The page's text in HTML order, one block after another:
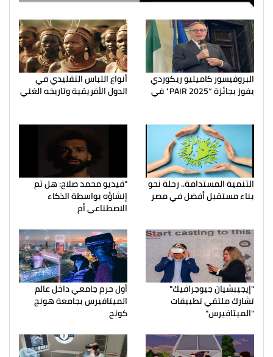
البروفيسور كاميليو ريكوردي
يفوز بجائزة “PAIR 2025” في
أنواع اللباس التقليدي في
الدول الأفريقية وتاريخه الغني
التنمية المستدامة.. رحلة نحو
بناء مستقبل أفضل في مصر
"فيديو محمد صلاح: هل تم
إنشاؤه بواسطة الذكاء
الاصطناعي أم
"إيجيبشيان جيوجرافيك"
تشارك ملتقي تطبيقات
"الميتافيرس"
أول حرم جامعي داخل عالم
الميتافيرس بجامعة هونج
كونج